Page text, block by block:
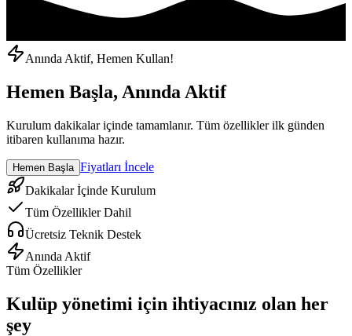
Anında Aktif, Hemen Kullan!
Hemen Başla, Anında Aktif
Kurulum dakikalar içinde tamamlanır. Tüm özellikler ilk günden
itibaren kullanıma hazır.
Hemen Başla Fiyatları İncele
Dakikalar İçinde Kurulum
Tüm Özellikler Dahil
Ücretsiz Teknik Destek
Anında Aktif
Tüm Özellikler
Kulüp yönetimi için ihtiyacınız olan her
şey